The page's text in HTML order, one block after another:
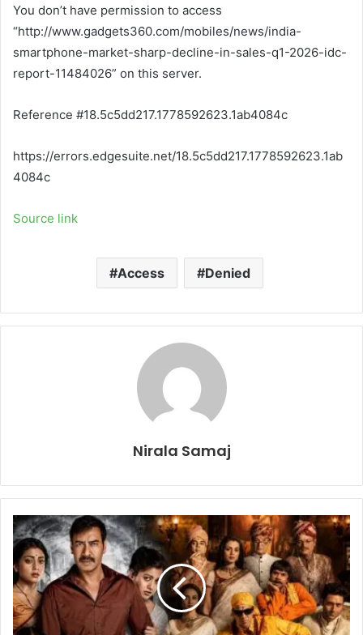
You don’t have permission to access
“http://www.gadgets360.com/mobiles/news/india-
smartphone-market-sharp-decline-in-sales-q1-2026-idc-
report-11484026” on this server.
Reference #18.5c5dd217.1778592623.1ab4084c
https://errors.edgesuite.net/18.5c5dd217.1778592623.1ab
4084c
Source link
Access Denied
Nirala Samaj